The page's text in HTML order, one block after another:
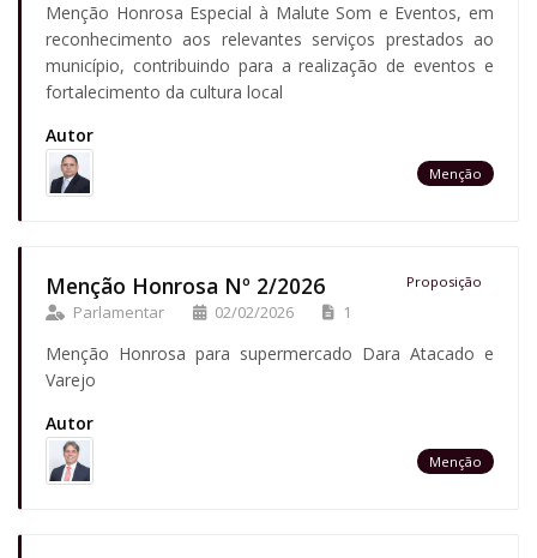
Menção Honrosa Especial à Malute Som e Eventos, em
reconhecimento aos relevantes serviços prestados ao
município, contribuindo para a realização de eventos e
fortalecimento da cultura local
Autor
Menção
Menção Honrosa Nº 2/2026 Proposição
Parlamentar 02/02/2026 1
Menção Honrosa para supermercado Dara Atacado e
Varejo
Autor
Menção